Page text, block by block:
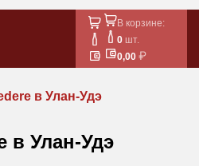
В корзине:
0 шт.
0,00
в Улан-Удэ
в Улан-Удэ